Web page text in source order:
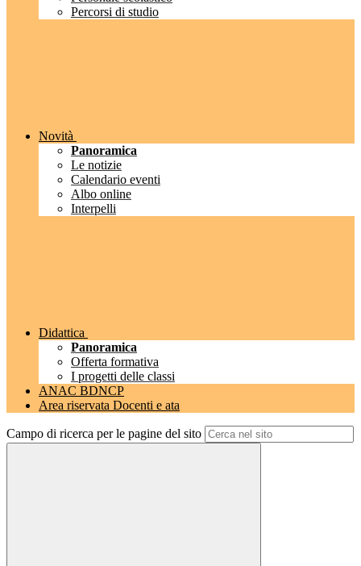
Percorsi di studio
Novità
Panoramica
Le notizie
Calendario eventi
Albo online
Interpelli
Didattica
Panoramica
Offerta formativa
I progetti delle classi
ANAC BDNCP
Area riservata Docenti e ata
Campo di ricerca per le pagine del sito